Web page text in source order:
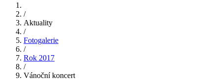
/
Aktuality
/
Fotogalerie
/
Rok 2017
/
Vánoční koncert